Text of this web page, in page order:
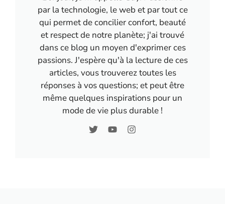
par la technologie, le web et par tout ce
qui permet de concilier confort, beauté
et respect de notre planète; j'ai trouvé
dans ce blog un moyen d'exprimer ces
passions. J'espère qu'à la lecture de ces
articles, vous trouverez toutes les
réponses à vos questions; et peut être
même quelques inspirations pour un
mode de vie plus durable !